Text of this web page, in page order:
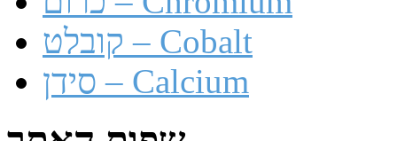
קובלט – Cobalt
סידן – Calcium